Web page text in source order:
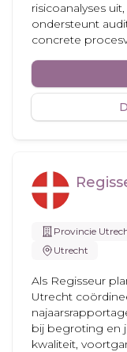
risicoanalyses
ondersteunt
concrete
Provincie
Utrecht
Als Regisseur
Utrecht
bij begroting en
kwaliteit,